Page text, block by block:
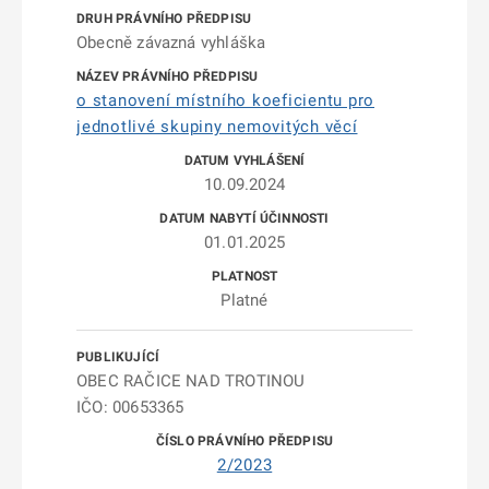
Obecně závazná vyhláška
o stanovení místního koeficientu pro
jednotlivé skupiny nemovitých věcí
10.09.2024
01.01.2025
Platné
OBEC RAČICE NAD TROTINOU
IČO: 00653365
2/2023